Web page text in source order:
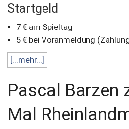
Startgeld
7 € am Spieltag
5 € bei Voranmeldung
[...mehr...]
Pascal Barzen
Mal